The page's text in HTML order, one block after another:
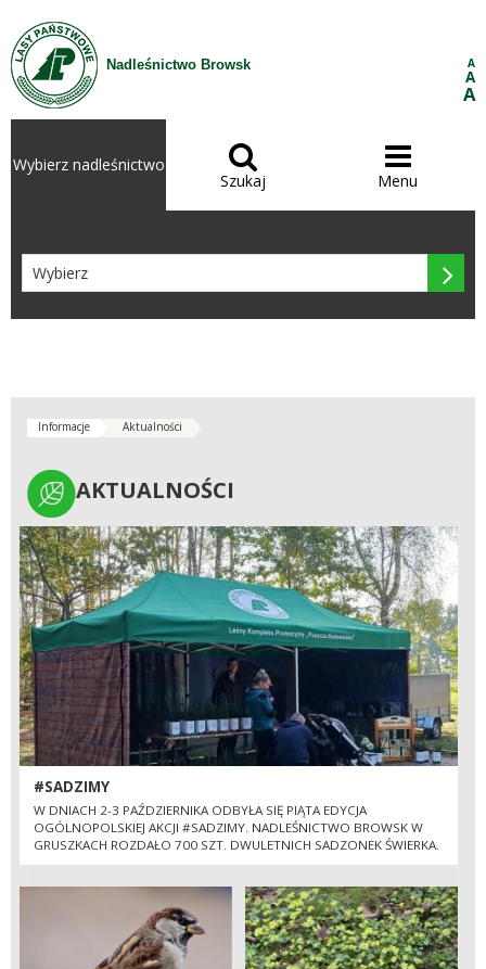
Przejdź do treści
Nadleśnictwo Browsk A
A
A
Wybierz nadleśnictwo 
Szukaj

Menu

Informacje Aktualności
AKTUALNOŚCI
AKTUALNOŚCI
#SADZIMY
W DNIACH 2-3 PAŹDZIERNIKA ODBYŁA SIĘ PIĄTA EDYCJA
OGÓLNOPOLSKIEJ AKCJI #SADZIMY. NADLEŚNICTWO BROWSK W
GRUSZKACH ROZDAŁO 700 SZT. DWULETNICH SADZONEK ŚWIERKA.